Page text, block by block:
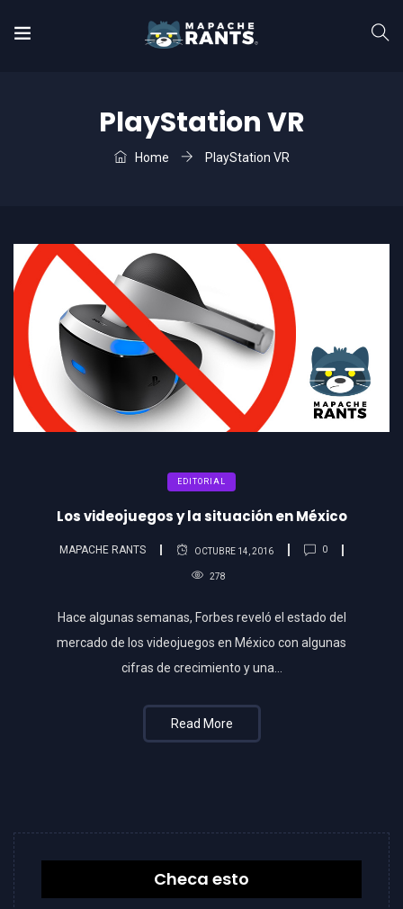
PlayStation VR
Home PlayStation VR
EDITORIAL
Los videojuegos y la situación en México
MAPACHE RANTS OCTUBRE 14, 2016 0
278
Hace algunas semanas, Forbes reveló el estado del
mercado de los videojuegos en México con algunas
cifras de crecimiento y una…
Read More
Checa esto